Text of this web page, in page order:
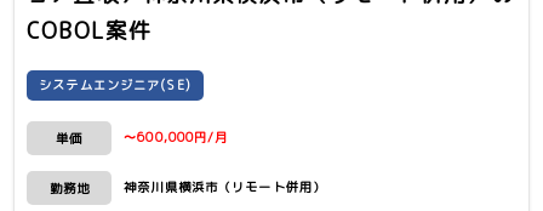
COBOL案件
システムエンジニア(SE)
単価 〜600,000円/月
勤務地 神奈川県横浜市（リモート併用）